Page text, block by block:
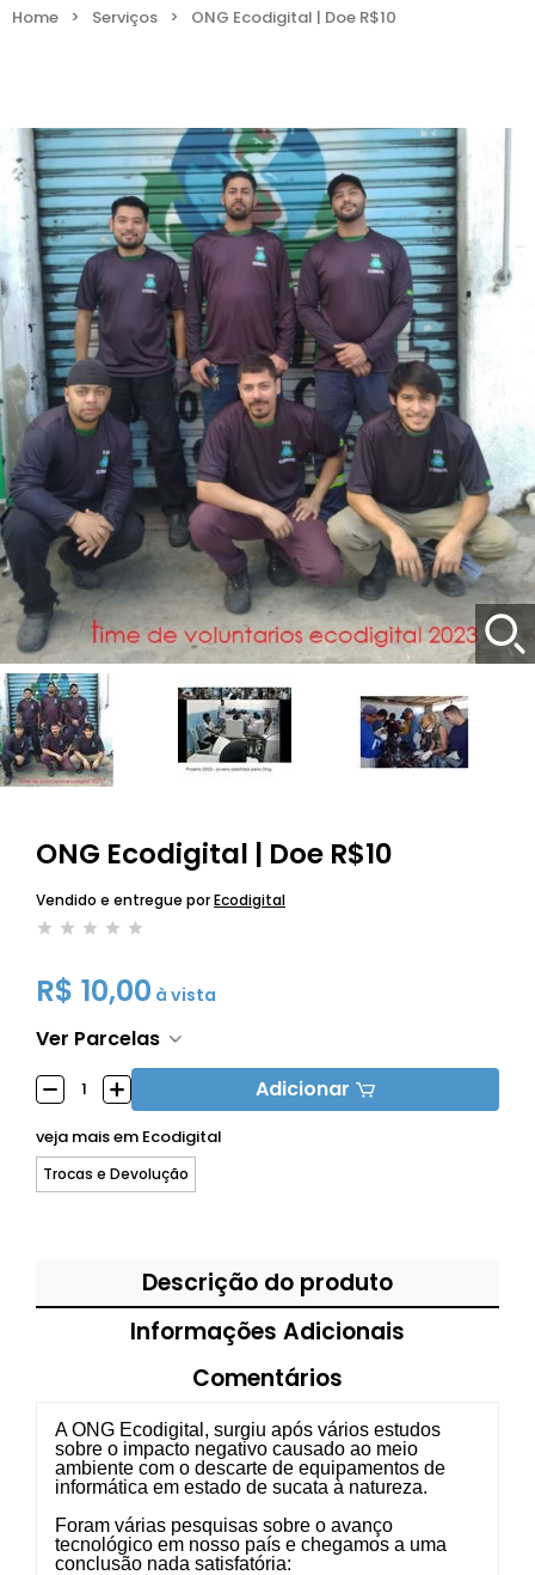
Home > Serviços > ONG Ecodigital | Doe R$10
ONG Ecodigital | Doe R$10
Vendido e entregue porEcodigital
R$ 10,00 à vista
Ver Parcelas
Adicionar
veja mais em Ecodigital
Trocas e Devolução
Descrição do produto
Informações Adicionais
Comentários
A ONG Ecodigital, surgiu após vários estudos
sobre o impacto negativo causado ao meio
ambiente com o descarte de equipamentos de
informática em estado de sucata à natureza.
Foram várias pesquisas sobre o avanço
tecnológico em nosso país e chegamos a uma
conclusão nada satisfatória: